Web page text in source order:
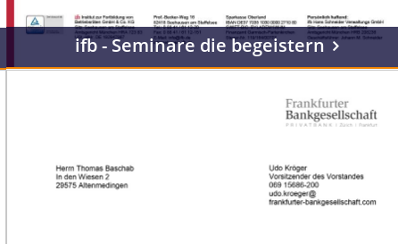
ifb - Seminare die begeistern